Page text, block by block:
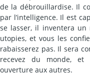
de la débrouillardise. Il
par l’intelligence. Il est
se lasser, il inventera
utopies, et vous les
rabaisserez pas. Il sera
recevez du monde, et
ouverture aux autres.